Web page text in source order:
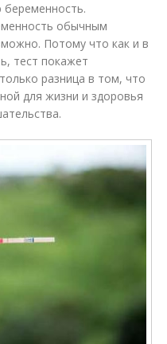
обычным
Потому что как и в
тест покажет
разница в том, что
для жизни и здоровья